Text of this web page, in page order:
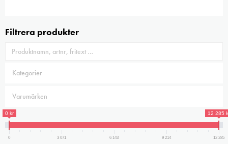
Filtrera produkter
0 kr 12 285
0 3 071 6 143 9 214 12 285